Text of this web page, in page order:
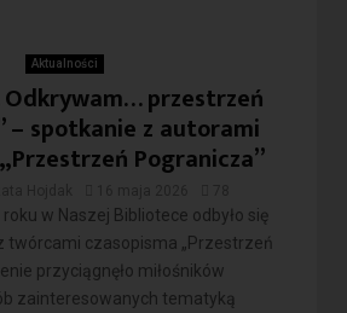
Aktualności
przestrzeń
– spotkanie z autorami
Pogranicza”
w Naszej Bibliotece odbyło się
twórcami czasopisma „Przestrzeń
przyciągnęło miłośników
zainteresowanych tematyką